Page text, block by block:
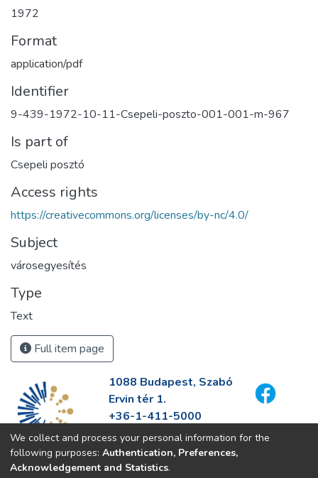
1972
Format
application/pdf
Identifier
9-439-1972-10-11-Csepeli-poszto-001-001-m-967
Is part of
Csepeli posztó
Access rights
https://creativecommons.org/licenses/by-nc/4.0/
Subject
városegyesítés
Type
Text
Full item page
1088 Budapest, Szabó
Ervin tér 1.
+36-1-411-5000
info@fszek.hu
https://fszek.hu
We collect and process your personal information for the
following purposes: Authentication, Preferences,
Acknowledgement and Statistics.